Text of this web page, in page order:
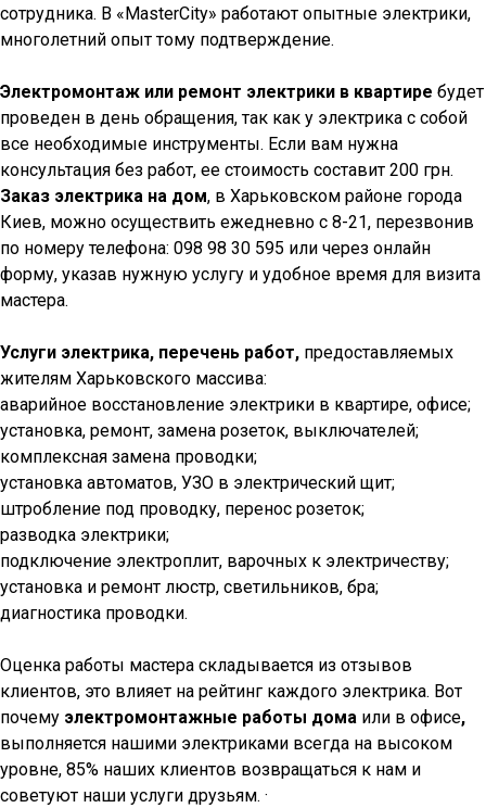
сотрудника. В «MasterCity» работают опытные электрики,
многолетний опыт тому подтверждение.
Электромонтаж или ремонт электрики в квартире будет
проведен в день обращения, так как у электрика с собой
все необходимые инструменты. Если вам нужна
консультация без работ, ее стоимость составит 200 грн.
Заказ электрика на дом, в Харьковском районе города
Киев, можно осуществить ежедневно с 8-21, перезвонив
по номеру телефона: 098 98 30 595 или через онлайн
форму, указав нужную услугу и удобное время для визита
мастера.
Услуги электрика, перечень работ, предоставляемых
жителям Харьковского массива:
аварийное восстановление электрики в квартире, офисе;
установка, ремонт, замена розеток, выключателей;
комплексная замена проводки;
установка автоматов, УЗО в электрический щит;
штробление под проводку, перенос розеток;
разводка электрики;
подключение электроплит, варочных к электричеству;
установка и ремонт люстр, светильников, бра;
диагностика проводки.
Оценка работы мастера складывается из отзывов
клиентов, это влияет на рейтинг каждого электрика. Вот
почему электромонтажные работы дома или в офисе,
выполняется нашими электриками всегда на высоком
уровне, 85% наших клиентов возвращаться к нам и
советуют наши услуги друзьям. ·